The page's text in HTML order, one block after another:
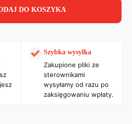
DO KOSZYKA
Szybka wysyłka
Zakupione pliki ze
sterownikami
wysyłamy od razu po
zaksięgowaniu wpłaty.